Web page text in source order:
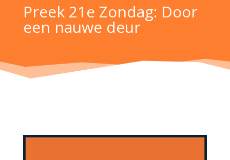
Preek 21e Zondag: Door
een nauwe deur